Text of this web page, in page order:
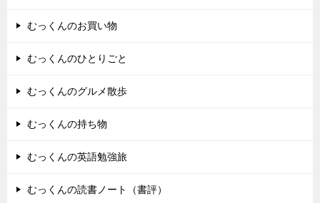
むっくんのお買い物
むっくんのひとりごと
むっくんのグルメ散歩
むっくんの持ち物
むっくんの英語勉強旅
むっくんの読書ノート（書評）